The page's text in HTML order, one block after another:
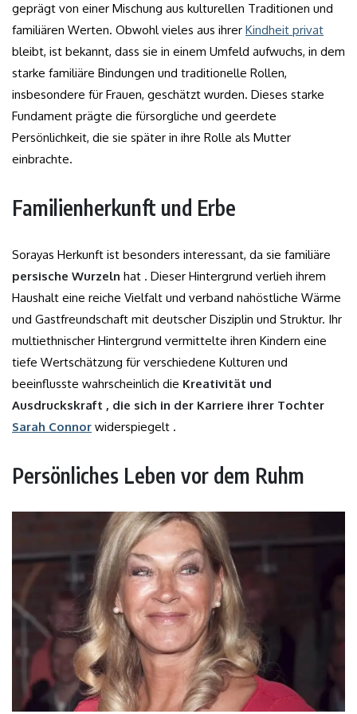
geprägt von einer Mischung aus kulturellen Traditionen und
familiären Werten. Obwohl vieles aus ihrer Kindheit privat
bleibt, ist bekannt, dass sie in einem Umfeld aufwuchs, in dem
starke familiäre Bindungen und traditionelle Rollen,
insbesondere für Frauen, geschätzt wurden. Dieses starke
Fundament prägte die fürsorgliche und geerdete
Persönlichkeit, die sie später in ihre Rolle als Mutter
einbrachte.
Familienherkunft und Erbe
Sorayas Herkunft ist besonders interessant, da sie familiäre
persische Wurzeln hat . Dieser Hintergrund verlieh ihrem
Haushalt eine reiche Vielfalt und verband nahöstliche Wärme
und Gastfreundschaft mit deutscher Disziplin und Struktur. Ihr
multiethnischer Hintergrund vermittelte ihren Kindern eine
tiefe Wertschätzung für verschiedene Kulturen und
beeinflusste wahrscheinlich die Kreativität und
Ausdruckskraft , die sich in der Karriere ihrer Tochter
Sarah Connor widerspiegelt .
Persönliches Leben vor dem Ruhm